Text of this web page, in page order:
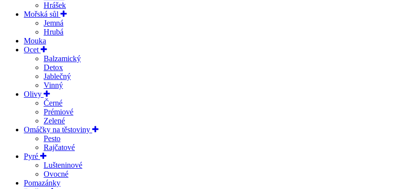
Hrášek
Mořská sůl
Jemná
Hrubá
Mouka
Ocet
Balzamický
Detox
Jablečný
Vinný
Olivy
Černé
Prémiové
Zelené
Omáčky na těstoviny
Pesto
Rajčatové
Pyré
Lušteninové
Ovocné
Pomazánky